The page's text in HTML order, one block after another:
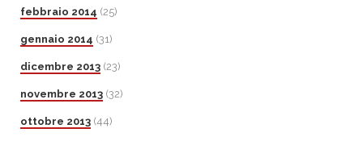
febbraio 2014 (25)
gennaio 2014 (31)
dicembre 2013 (23)
novembre 2013 (32)
ottobre 2013 (44)